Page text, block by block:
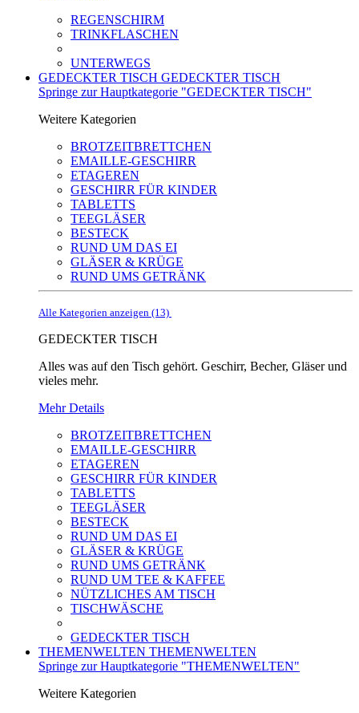
REGENSCHIRM
TRINKFLASCHEN
UNTERWEGS
GEDECKTER TISCH GEDECKTER TISCH
Springe zur Hauptkategorie "GEDECKTER TISCH"
Weitere Kategorien
BROTZEITBRETTCHEN
EMAILLE-GESCHIRR
ETAGEREN
GESCHIRR FÜR KINDER
TABLETTS
TEEGLÄSER
BESTECK
RUND UM DAS EI
GLÄSER & KRÜGE
RUND UMS GETRÄNK
Alle Kategorien anzeigen (13)
GEDECKTER TISCH
Alles was auf den Tisch gehört. Geschirr, Becher, Gläser und
vieles mehr.
Mehr Details
BROTZEITBRETTCHEN
EMAILLE-GESCHIRR
ETAGEREN
GESCHIRR FÜR KINDER
TABLETTS
TEEGLÄSER
BESTECK
RUND UM DAS EI
GLÄSER & KRÜGE
RUND UMS GETRÄNK
RUND UM TEE & KAFFEE
NÜTZLICHES AM TISCH
TISCHWÄSCHE
GEDECKTER TISCH
THEMENWELTEN THEMENWELTEN
Springe zur Hauptkategorie "THEMENWELTEN"
Weitere Kategorien